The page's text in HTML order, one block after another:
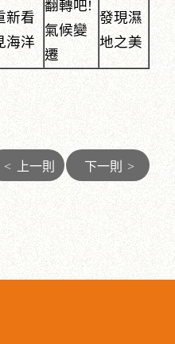
新看
海洋
翻轉吧!
氣候變
遷
發現濕
地之美
< 上一則 下一則 >